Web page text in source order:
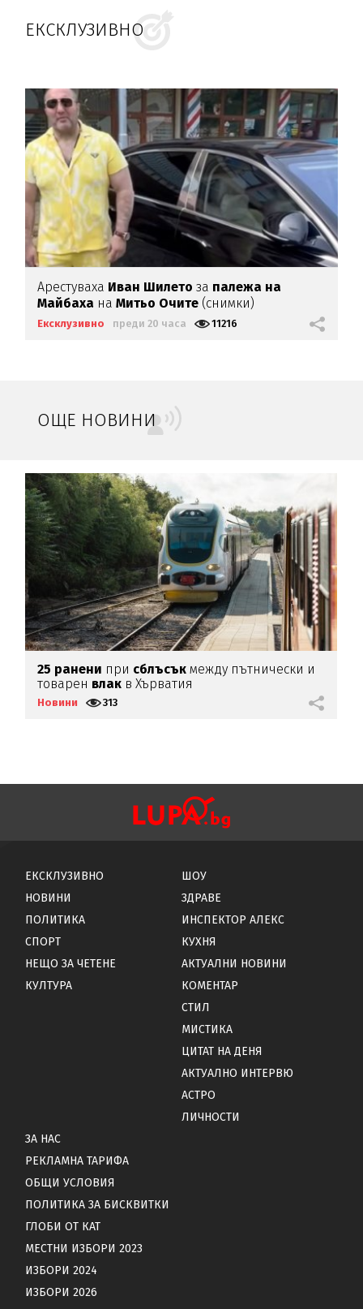
ЕКСКЛУЗИВНО
Арестуваха Иван Шилетоза палежа на
Майбаха наМитьо Очите (снимки)
Ексклузивно преди 20 часа 11216
ОЩЕ НОВИНИ
25 ранени при сблъсък между пътнически и
товарен влак в Хърватия
Новини 313
ЕКСКЛУЗИВНО
НОВИНИ
ПОЛИТИКА
СПОРТ
НЕЩО ЗА ЧЕТЕНЕ
КУЛТУРА
ШОУ
ЗДРАВЕ
ИНСПЕКТОР АЛЕКС
КУХНЯ
АКТУАЛНИ НОВИНИ
КОМЕНТАР
СТИЛ
МИСТИКА
ЦИТАТ НА ДЕНЯ
АКТУАЛНО ИНТЕРВЮ
АСТРО
ЛИЧНОСТИ
ЗА НАС
РЕКЛАМНА ТАРИФА
ОБЩИ УСЛОВИЯ
ПОЛИТИКА ЗА БИСКВИТКИ
ГЛОБИ ОТ КАТ
МЕСТНИ ИЗБОРИ 2023
ИЗБОРИ 2024
ИЗБОРИ 2026